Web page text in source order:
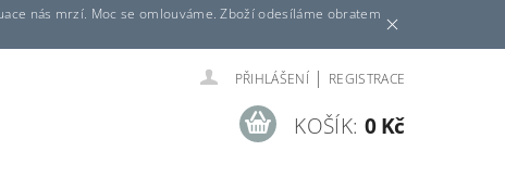
nás mrzí. Moc se omlouváme. Zboží odesíláme obratem
PŘIHLÁŠENÍ | REGISTRACE
KOŠÍK: 0 Kč